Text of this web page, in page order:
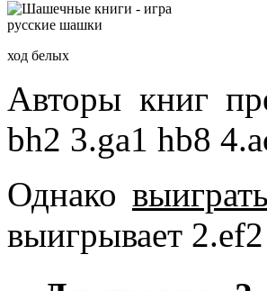
ход белых
Авторы книг
bh2 3.ga1 hb8
Однако
выигрывает